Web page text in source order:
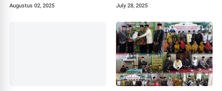
2025.
Augustus 02, 2025
Turunnya Hujan
July 28, 2025